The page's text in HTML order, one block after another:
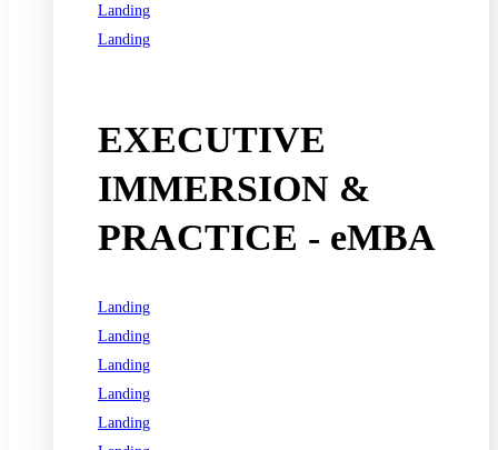
Landing
Landing
EXECUTIVE
IMMERSION &
PRACTICE - eMBA
Landing
Landing
Landing
Landing
Landing